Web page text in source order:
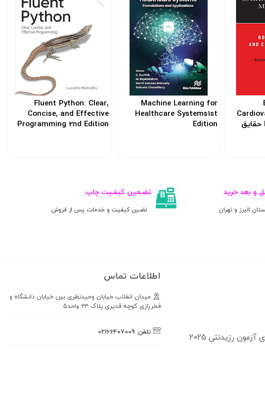
Kindle Edition2017 حقایق
و
Machine Learning for
Healthcare Systems1st
Edition
Fluent Python: Clear,
Concise, and Effective
Programming 2nd Edition
و بعد خرید
البرز و تهران
تضـمین کیفـیت چاپ
تضـین کیفیت و خدمات پس از فروش
اطلاعات تماس
میدان انقلاب خیابان وحیدنظری بین خیابان دانشگاه و
فخررازی کوچه قدیری پلاک 23 واحد5
تلفن: 02166407009